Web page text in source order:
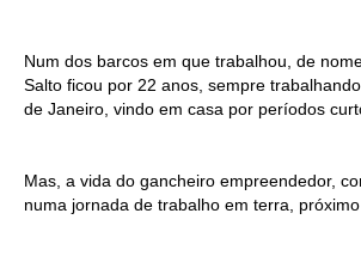
Num dos barcos em que trabalhou, de
Salto ficou por 22 anos, sempre
de Janeiro, vindo em casa por períodos
Mas, a vida do gancheiro empreendedor,
numa jornada de trabalho em terra, próximo